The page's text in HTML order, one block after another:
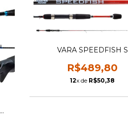
VARA SPEEDFISH S
R$489,80
12x de R$50,38